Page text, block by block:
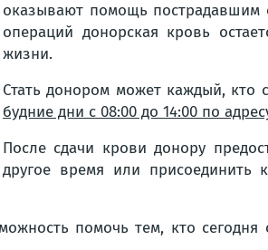
оказывают помощь пострадавшим
операций донорская кровь
жизни.
Стать донором может каждый, кто
будние дни с 08:00 до 14:00 по
После сдачи крови донору
другое время или присоединить
помочь тем, кто